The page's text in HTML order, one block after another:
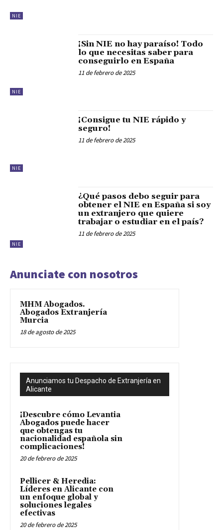
NIE
NIE
¡Sin NIE no hay paraíso! Todo
lo que necesitas saber para
conseguirlo en España
11 de febrero de 2025
NIE
¡Consigue tu NIE rápido y
seguro!
11 de febrero de 2025
NIE
¿Qué pasos debo seguir para
obtener el NIE en España si soy
un extranjero que quiere
trabajar o estudiar en el país?
11 de febrero de 2025
Anunciate con nosotros
MHM Abogados.
Abogados Extranjería
Murcia
18 de agosto de 2025
Anunciamos tu Despacho de Extranjería en
Alicante
¡Descubre cómo Levantia
Abogados puede hacer
que obtengas tu
nacionalidad española sin
complicaciones!
20 de febrero de 2025
Pellicer & Heredia:
Líderes en Alicante con
un enfoque global y
soluciones legales
efectivas
20 de febrero de 2025